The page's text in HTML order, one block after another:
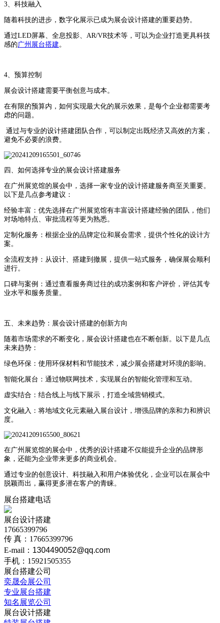
3、科技融入
随着科技的进步，数字化展示已成为展会设计搭建的重要趋势。
通过LED屏幕、全息投影、AR/VR技术等，可以为企业打造更具科技
感的广州展台搭建。
4、预算控制
展会设计搭建需要平衡创意与成本。
在有限的预算内，如何实现最大化的展示效果，是每个企业都需要考
虑的问题。
通过与专业的设计搭建团队合作，可以制定出既经济又高效的方案，
避免不必要的浪费。
四、如何选择专业的展会设计搭建服务
在广州展览馆的展会中，选择一家专业的设计搭建服务商至关重要。
以下是几点参考建议：
经验丰富：优先选择在广州展览馆有丰富设计搭建经验的团队，他们
对场地特点、审批流程等更为熟悉。
定制化服务：根据企业的品牌定位和展会需求，提供个性化的设计方
案。
全流程支持：从设计、搭建到撤展，提供一站式服务，确保展会顺利
进行。
口碑与案例：通过查看服务商过往的成功案例和客户评价，评估其专
业水平和服务质量。
五、未来趋势：展会设计搭建的创新方向
随着市场需求的不断变化，展会设计搭建也在不断创新。以下是几点
未来趋势：
绿色环保：使用环保材料和节能技术，减少展会搭建对环境的影响。
智能化展台：通过物联网技术，实现展台的智能化管理和互动。
虚实结合：结合线上与线下展示，打造全域营销模式。
文化融入：将地域文化元素融入展台设计，增强品牌的亲和力和辨识
度。
在广州展览馆的展会中，优秀的设计搭建不仅能提升企业的品牌形
象，还能为企业带来更多的商业机会。
通过专业的创意设计、科技融入和用户体验优化，企业可以在展会中
脱颖而出，赢得更多潜在客户的青睐。
展台搭建电话
展台设计搭建
17665399796
传 真：17665399796
E-mail： 1304490052@qq.com
手机：15921505355
展台搭建公司
奕晟会展公司
专业展台搭建
知名展览公司
展台设计搭建